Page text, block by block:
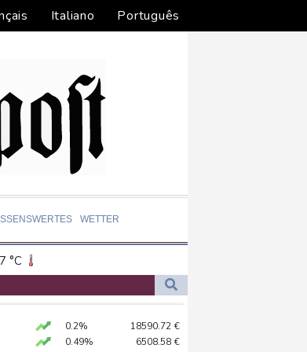
Italiano Português
WETTER
°C
0.2% 18590.72 €
0.49% 6508.58 €